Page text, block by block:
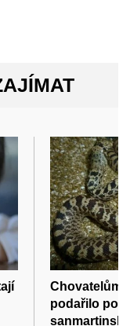
Chovatelům
podařilo